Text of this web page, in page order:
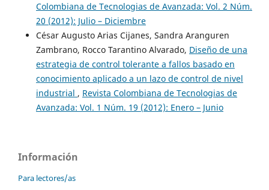
Colombiana de Tecnologias de Avanzada: Vol. 2 Núm.
20 (2012): Julio – Diciembre
César Augusto Arias Cijanes, Sandra Aranguren
Zambrano, Rocco Tarantino Alvarado, Diseño de una
estrategia de control tolerante a fallos basado en
conocimiento aplicado a un lazo de control de nivel
industrial , Revista Colombiana de Tecnologias de
Avanzada: Vol. 1 Núm. 19 (2012): Enero – Junio
Información
Para lectores/as